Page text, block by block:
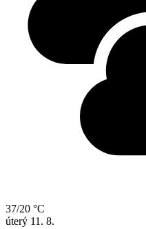
37/20 °C
úterý 11. 8.